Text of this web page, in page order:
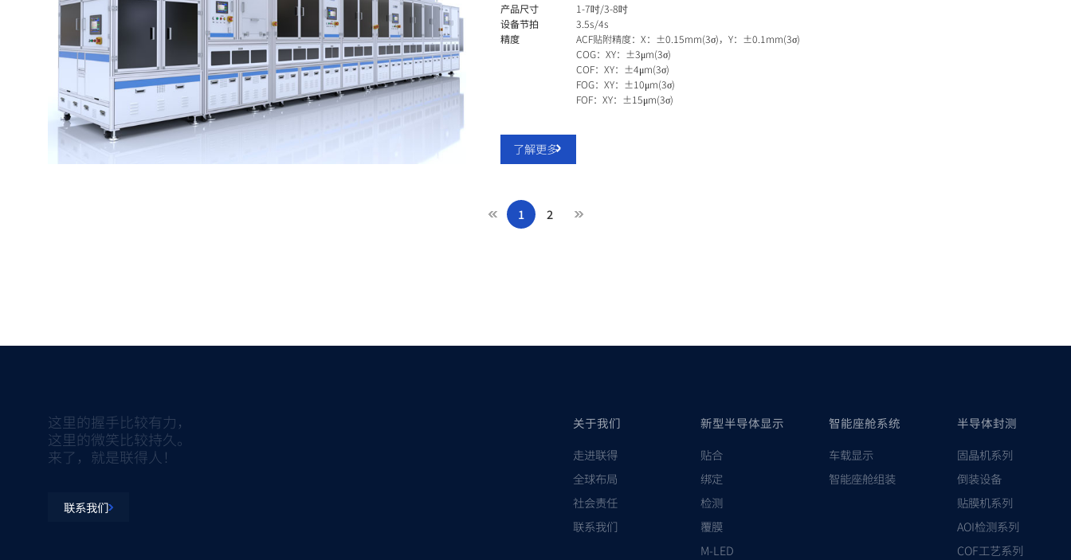
产品尺寸
1-7吋/3-8吋
设备节拍
3.5s/4s
精度
ACF贴附精度：X：±0.15mm(3σ)，Y：±0.1mm(3σ)
COG：XY：±3μm(3σ)
COF：XY：±4μm(3σ)
FOG：XY：±10μm(3σ)
FOF：XY：±15μm(3σ)
了解更多
1 2
这里的握手比较有力，
这里的微笑比较持久。
来了，就是联得人！
联系我们
关于我们
走进联得
全球布局
社会责任
联系我们
新型半导体显示
贴合
绑定
检测
覆膜
M-LED
智能座舱系统
车载显示
智能座舱组装
半导体封测
固晶机系列
倒装设备
贴膜机系列
AOI检测系列
COF工艺系列